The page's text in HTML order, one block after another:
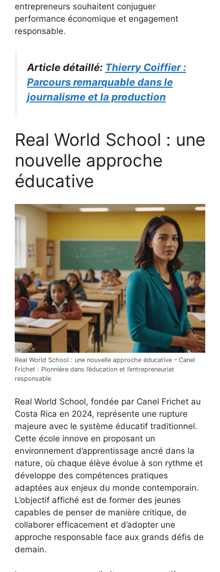
entrepreneurs souhaitent conjuguer
performance économique et engagement
responsable.
Article détaillé: Thierry Coiffier :
Parcours remarquable dans le
journalisme et la production
Real World School : une
nouvelle approche
éducative
Real World School : une nouvelle approche éducative – Canel
Frichet : Pionnière dans l’éducation et l’entrepreneuriat
responsable
Real World School, fondée par Canel Frichet au
Costa Rica en 2024, représente une rupture
majeure avec le système éducatif traditionnel.
Cette école innove en proposant un
environnement d’apprentissage ancré dans la
nature, où chaque élève évolue à son rythme et
développe des compétences pratiques
adaptées aux enjeux du monde contemporain.
L’objectif affiché est de former des jeunes
capables de penser de manière critique, de
collaborer efficacement et d’adopter une
approche responsable face aux grands défis de
demain.